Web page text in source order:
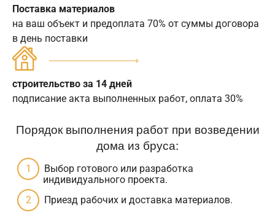
Поставка материалов
на ваш объект и предоплата 70% от суммы договора
в день поставки
строительство за 14 дней
подписание акта выполненных работ, оплата 30%
Порядок выполнения работ при возведении
дома из бруса:
Выбор готового или разработка
индивидуального проекта.
Приезд рабочих и доставка материалов.